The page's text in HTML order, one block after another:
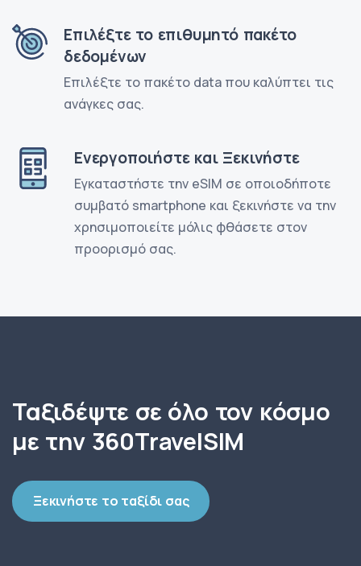
Επιλέξτε το επιθυμητό πακέτο
δεδομένων
Επιλέξτε το πακέτο data που καλύπτει τις
ανάγκες σας.
Ενεργοποιήστε και Ξεκινήστε
Εγκαταστήστε την eSIM σε οποιοδήποτε
συμβατό smartphone και ξεκινήστε να την
χρησιμοποιείτε μόλις φθάσετε στον
προορισμό σας.
Ταξιδέψτε σε όλο τον κόσμο
με την 360TravelSIM
Ξεκινήστε το ταξίδι σας